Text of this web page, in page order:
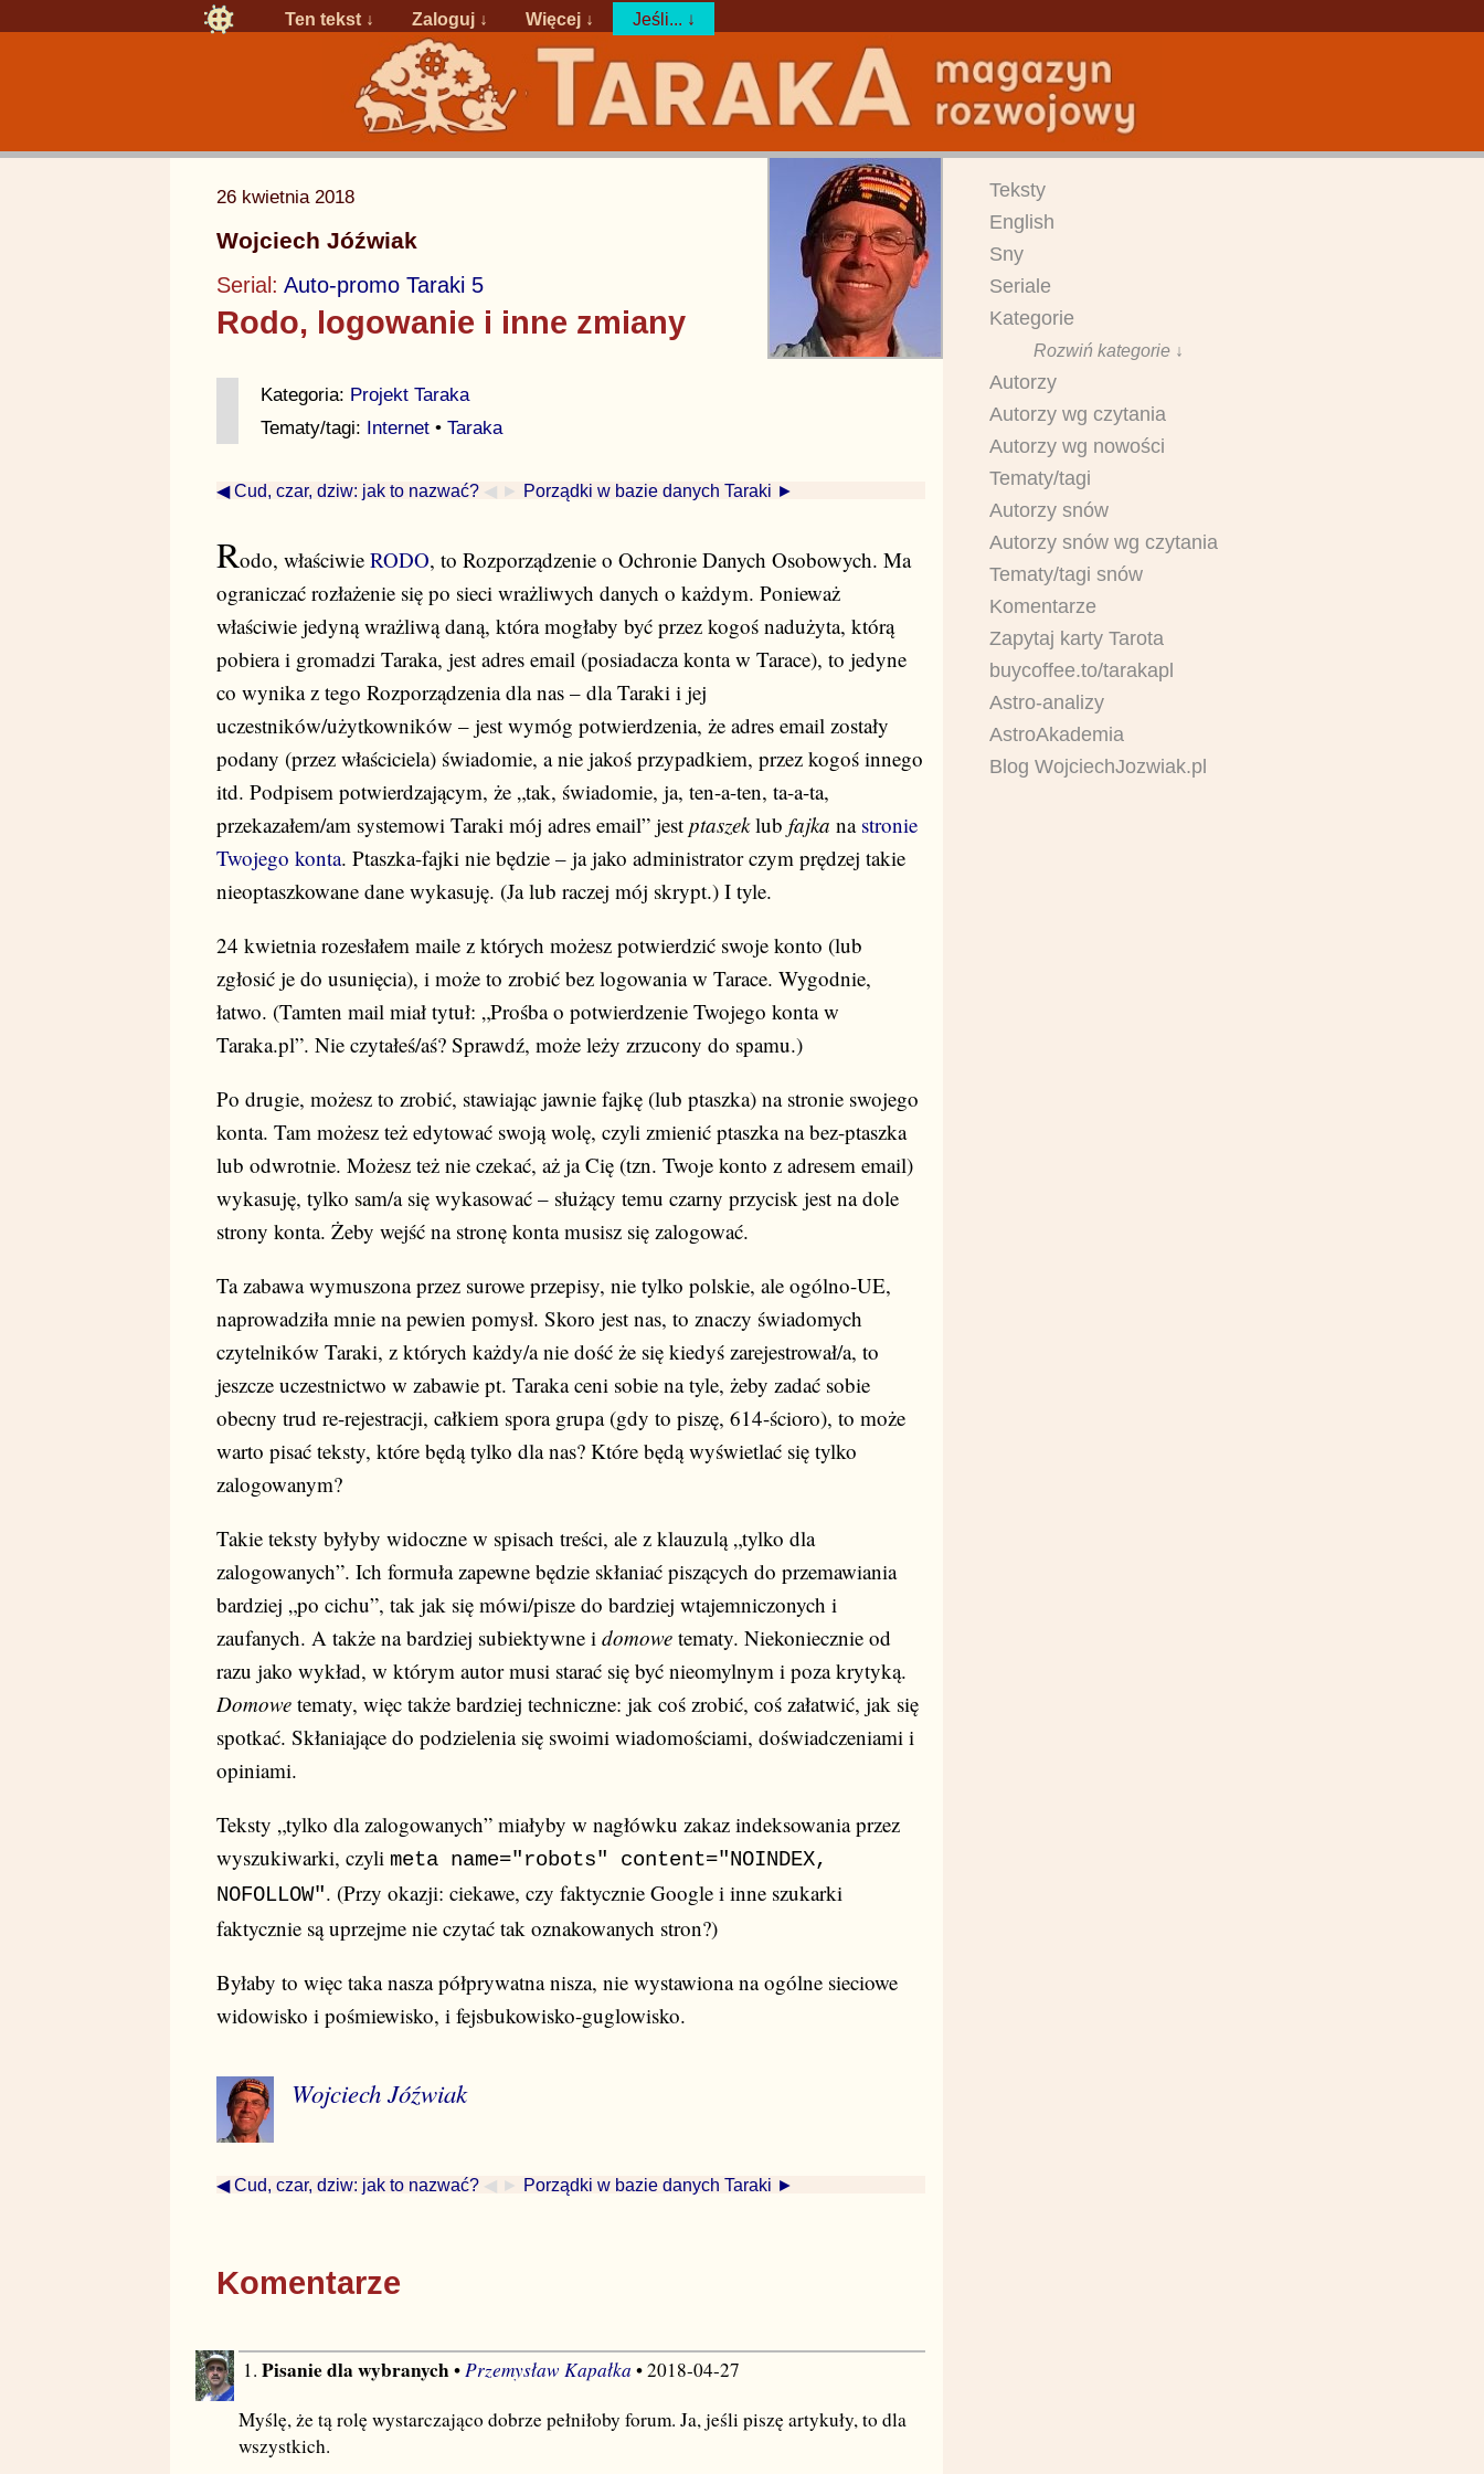
Ten tekst ↓ Zaloguj ↓ Więcej ↓ Jeśli... ↓
26 kwietnia 2018
Wojciech Jóźwiak
Serial: Auto-promo Taraki 5
Rodo, logowanie i inne zmiany
Kategoria: Projekt Taraka
Tematy/tagi: Internet • Taraka
◀ Cud, czar, dziw: jak to nazwać? ◀ ► Porządki w bazie danych Taraki ►
Rodo, właściwie RODO, to Rozporządzenie o Ochronie Danych Osobowych. Ma
ograniczać rozłażenie się po sieci wrażliwych danych o każdym. Ponieważ
właściwie jedyną wrażliwą daną, która mogłaby być przez kogoś nadużyta, którą
pobiera i gromadzi Taraka, jest adres email (posiadacza konta w Tarace), to jedyne
co wynika z tego Rozporządzenia dla nas – dla Taraki i jej
uczestników/użytkowników – jest wymóg potwierdzenia, że adres email zostały
podany (przez właściciela) świadomie, a nie jakoś przypadkiem, przez kogoś innego
itd. Podpisem potwierdzającym, że „tak, świadomie, ja, ten-a-ten, ta-a-ta,
przekazałem/am systemowi Taraki mój adres email” jest ptaszeklub fajka na stronie
Twojego konta. Ptaszka-fajki nie będzie – ja jako administrator czym prędzej takie
nieoptaszkowane dane wykasuję. (Ja lub raczej mój skrypt.) I tyle.
24 kwietnia rozesłałem maile z których możesz potwierdzić swoje konto (lub
zgłosić je do usunięcia), i może to zrobić bez logowania w Tarace. Wygodnie,
łatwo. (Tamten mail miał tytuł: „Prośba o potwierdzenie Twojego konta w
Taraka.pl”. Nie czytałeś/aś? Sprawdź, może leży zrzucony do spamu.)
Po drugie, możesz to zrobić, stawiając jawnie fajkę (lub ptaszka) na stronie swojego
konta. Tam możesz też edytować swoją wolę, czyli zmienić ptaszka na bez-ptaszka
lub odwrotnie. Możesz też nie czekać, aż ja Cię (tzn. Twoje konto z adresem email)
wykasuję, tylko sam/a się wykasować – służący temu czarny przycisk jest na dole
strony konta. Żeby wejść na stronę konta musisz się zalogować.
Ta zabawa wymuszona przez surowe przepisy, nie tylko polskie, ale ogólno-UE,
naprowadziła mnie na pewien pomysł. Skoro jest nas, to znaczy świadomych
czytelników Taraki, z których każdy/a nie dość że się kiedyś zarejestrował/a, to
jeszcze uczestnictwo w zabawie pt. Taraka ceni sobie na tyle, żeby zadać sobie
obecny trud re-rejestracji, całkiem spora grupa (gdy to piszę, 614-ścioro), to może
warto pisać teksty, które będą tylko dla nas? Które będą wyświetlać się tylko
zalogowanym?
Takie teksty byłyby widoczne w spisach treści, ale z klauzulą „tylko dla
zalogowanych”. Ich formuła zapewne będzie skłaniać piszących do przemawiania
bardziej „po cichu”, tak jak się mówi/pisze do bardziej wtajemniczonych i
zaufanych. A także na bardziej subiektywne i domowe tematy. Niekoniecznie od
razu jako wykład, w którym autor musi starać się być nieomylnym i poza krytyką.
Domowe tematy, więc także bardziej techniczne: jak coś zrobić, coś załatwić, jak się
spotkać. Skłaniające do podzielenia się swoimi wiadomościami, doświadczeniami i
opiniami.
Teksty „tylko dla zalogowanych” miałyby w nagłówku zakaz indeksowania przez
wyszukiwarki, czyli meta name="robots" content="NOINDEX,
NOFOLLOW". (Przy okazji: ciekawe, czy faktycznie Google i inne szukarki
faktycznie są uprzejme nie czytać tak oznakowanych stron?)
Byłaby to więc taka nasza półprywatna nisza, nie wystawiona na ogólne sieciowe
widowisko i pośmiewisko, i fejsbukowisko-guglowisko.
Wojciech Jóźwiak
◀ Cud, czar, dziw: jak to nazwać? ◀ ► Porządki w bazie danych Taraki ►
Komentarze
1. Pisanie dla wybranych•Przemysław Kapałka • 2018-04-27
Myślę, że tą rolę wystarczająco dobrze pełniłoby forum. Ja, jeśli piszę artykuły, to dla
wszystkich.
Teksty
English
Sny
Seriale
Kategorie
Rozwiń kategorie ↓
Autorzy
Autorzy wg czytania
Autorzy wg nowości
Tematy/tagi
Autorzy snów
Autorzy snów wg czytania
Tematy/tagi snów
Komentarze
Zapytaj karty Tarota
buycoffee.to/tarakapl
Astro-analizy
AstroAkademia
Blog WojciechJozwiak.pl